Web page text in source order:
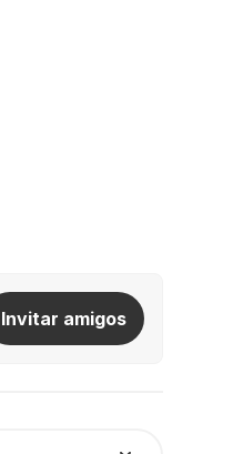
Invitar amigos